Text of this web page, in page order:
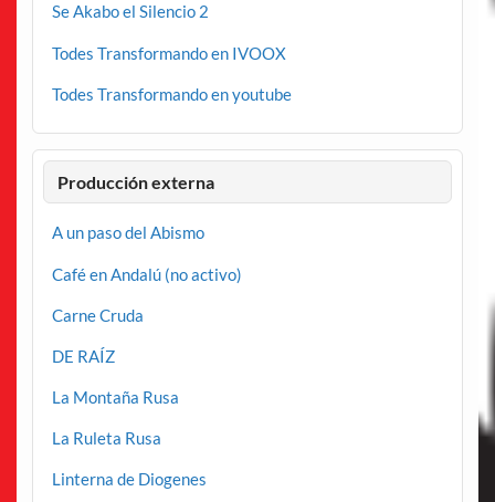
Se Akabo el Silencio 2
Todes Transformando en IVOOX
Todes Transformando en youtube
Producción externa
A un paso del Abismo
Café en Andalú (no activo)
Carne Cruda
DE RAÍZ
La Montaña Rusa
La Ruleta Rusa
Linterna de Diogenes